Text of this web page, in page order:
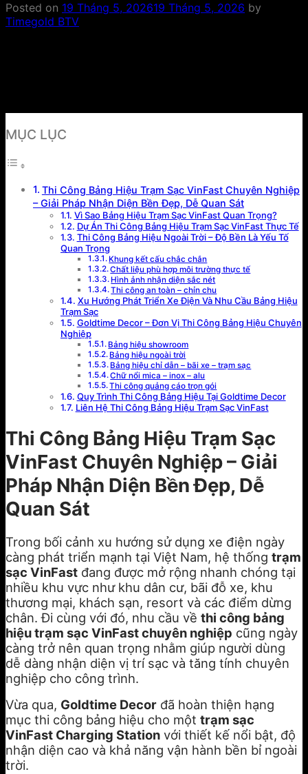
Posted on 19 Tháng 5, 202619 Tháng 5, 2026 by
Timegold BTV
MỤC LỤC
Thi Công Bảng Hiệu Trạm Sạc VinFast Chuyên Nghiệp
– Giải Pháp Nhận Diện Bền Đẹp, Dễ Quan Sát
Vì Sao Bảng Hiệu Trạm Sạc VinFast Quan Trọng?
Dự Án Thi Công Bảng Hiệu Trạm Sạc VinFast Thực Tế
Thi Công Bảng Hiệu Ngoài Trời – Độ Bền Là Yếu Tố
Quan Trọng
Khung kết cấu chắc chắn
Chất liệu phù hợp môi trường thực tế
Hình ảnh nhận diện sắc nét
Thi công an toàn – chỉn chu
Xu Hướng Phát Triển Xe Điện Và Nhu Cầu Bảng Hiệu
Trạm Sạc
Goldtime Decor – Đơn Vị Thi Công Bảng Hiệu Chuyên
Nghiệp
Bảng hiệu showroom
Bảng hiệu ngoài trời
Bảng hiệu chỉ dẫn – bãi xe – trạm sạc
Chữ nổi mica – inox – alu
Thi công quảng cáo trọn gói
Quy Trình Thi Công Bảng Hiệu Tại Goldtime Decor
Liên Hệ Thi Công Bảng Hiệu Trạm Sạc VinFast
Thi Công Bảng Hiệu Trạm Sạc
VinFast Chuyên Nghiệp – Giải
Pháp Nhận Diện Bền Đẹp, Dễ
Quan Sát
Trong bối cảnh xu hướng sử dụng xe điện ngày
càng phát triển mạnh tại Việt Nam, hệ thống trạm
sạc VinFast đang được mở rộng nhanh chóng tại
nhiều khu vực như khu dân cư, bãi đỗ xe, khu
thương mại, khách sạn, resort và các điểm dừng
chân. Đi cùng với đó, nhu cầu về thi công bảng
hiệu trạm sạc VinFast chuyên nghiệp cũng ngày
càng trở nên quan trọng nhằm giúp người dùng
dễ dàng nhận diện vị trí sạc và tăng tính chuyên
nghiệp cho công trình.
Vừa qua, Goldtime Decor đã hoàn thiện hạng
mục thi công bảng hiệu cho một trạm sạc
VinFast Charging Station với thiết kế nổi bật, độ
nhận diện cao và khả năng vận hành bền bỉ ngoài
trời.